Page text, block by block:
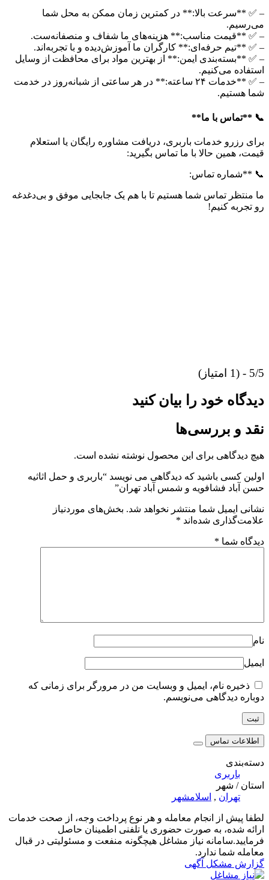
– ✅ **سرعت بالا:** در کمترین زمان ممکن به محل شما
می‌رسیم.
– ✅ **قیمت مناسب:** هزینه‌های ما شفاف و منصفانه‌ست.
– ✅ **تیم حرفه‌ای:** کارگران ما آموزش‌دیده و با تجربه‌اند.
– ✅ **بسته‌بندی ایمن:** از بهترین مواد برای محافظت از وسایل
استفاده می‌کنیم.
– ✅ **خدمات ۲۴ ساعته:** در هر ساعتی از شبانه‌روز در خدمت
شما هستیم.
📞 **تماس با ما**
برای رزرو خدمات باربری، دریافت مشاوره رایگان یا استعلام
قیمت، همین حالا با ما تماس بگیرید:
📞 **شماره تماس:
ما منتظر تماس شما هستیم تا با هم یک جابجایی موفق و بی‌دغدغه
رو تجربه کنیم!
5/5 - (1 امتیاز)
دیدگاه خود را بیان کنید
نقد و بررسی‌ها
هیچ دیدگاهی برای این محصول نوشته نشده است.
اولین کسی باشید که دیدگاهی می نویسد “باربری و حمل اثاثیه
حسن آباد فشافویه و شمس آباد تهران”
نشانی ایمیل شما منتشر نخواهد شد. بخش‌های موردنیاز
علامت‌گذاری شده‌اند *
دیدگاه شما *
نام
ایمیل
ذخیره نام، ایمیل و وبسایت من در مرورگر برای زمانی که
دوباره دیدگاهی می‌نویسم.
اطلاعات تماس
دسته‌بندی
باربری
استان / شهر
تهران, اسلامشهر
لطفا پیش از انجام معامله و هر نوع پرداخت وجه، از صحت خدمات
ارائه شده، به صورت حضوری یا تلفنی اطمینان حاصل
فرمایید.سامانه نیاز مشاغل هیچگونه منفعت و مسئولیتی در قبال
معامله شما ندارد.
گزارش مشکل آگهی